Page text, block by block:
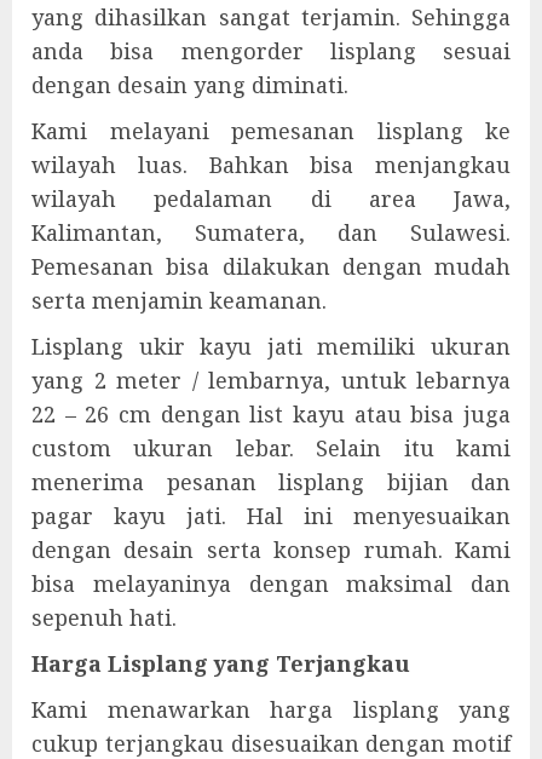
yang dihasilkan sangat terjamin. Sehingga
anda bisa mengorder lisplang sesuai
dengan desain yang diminati.
Kami melayani pemesanan lisplang ke
wilayah luas. Bahkan bisa menjangkau
wilayah pedalaman di area Jawa,
Kalimantan, Sumatera, dan Sulawesi.
Pemesanan bisa dilakukan dengan mudah
serta menjamin keamanan.
Lisplang ukir kayu jati memiliki ukuran
yang 2 meter / lembarnya, untuk lebarnya
22 – 26 cm dengan list kayu atau bisa juga
custom ukuran lebar. Selain itu kami
menerima pesanan lisplang bijian dan
pagar kayu jati. Hal ini menyesuaikan
dengan desain serta konsep rumah. Kami
bisa melayaninya dengan maksimal dan
sepenuh hati.
Harga Lisplang yang Terjangkau
Kami menawarkan harga lisplang yang
cukup terjangkau disesuaikan dengan motif